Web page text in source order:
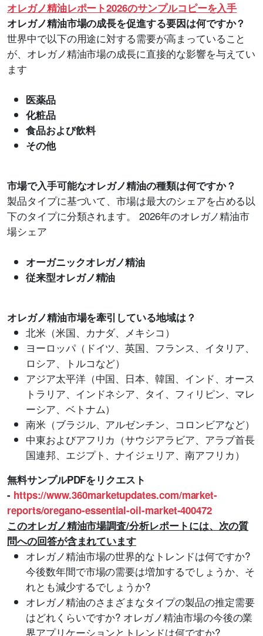
オレガノ精油レポート2026のサンプルコピーを入手
オレガノ精油市場の成長を促進する要因は何ですか？
世界中で以下の用途に対する需要が高まっていること
が、オレガノ精油市場の成長に直接的な影響を与えてい
ます
医薬品
化粧品
食品および飲料
その他
市場で入手可能なオレガノ精油の種類は何ですか？
製品タイプに基づいて、市場は最大のシェアを占める以
下のタイプに分類されます。 2026年のオレガノ精油市
場シェア
オーガニックオレガノ精油
従来型オレガノ精油
オレガノ精油市場を牽引している地域は？
北米（米国、カナダ、メキシコ）
ヨーロッパ（ドイツ、英国、フランス、イタリア、
ロシア、トルコなど）
アジア太平洋（中国、日本、韓国、インド、オース
トラリア、インドネシア、タイ、フィリピン、マレ
ーシア、ベトナム）
南米（ブラジル、アルゼンチン、コロンビアなど）
中東およびアフリカ（サウジアラビア、アラブ首長
国連邦、エジプト、ナイジェリア、南アフリカ）
無料サンプルPDFをリクエスト
- https://www.360marketupdates.com/market-
reports/oregano-essential-oil-market-400472
このオレガノ精油市場調査/分析レポートには、次の質
問への回答が含まれています
オレガノ精油市場の世界的なトレンドは何ですか?
今後数年間で市場の需要は増加するでしょうか、そ
れとも減少するでしょうか?
オレガノ精油のさまざまなタイプの製品の推定需要
はどれくらいですか? オレガノ精油市場の今後の業
界アプリケーションとトレンドは何ですか?